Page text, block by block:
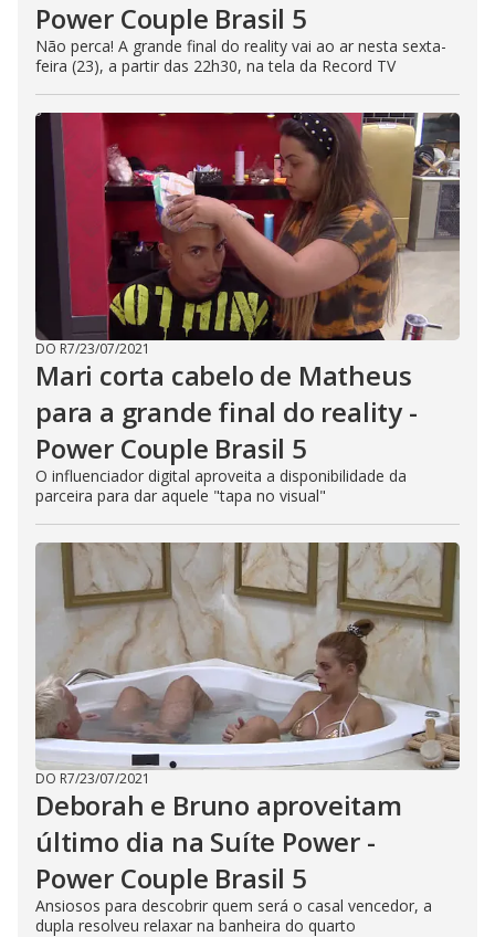
Power Couple Brasil 5
Não perca! A grande final do reality vai ao ar nesta sexta-
feira (23), a partir das 22h30, na tela da Record TV
DO R7/23/07/2021
Mari corta cabelo de Matheus
para a grande final do reality -
Power Couple Brasil 5
O influenciador digital aproveita a disponibilidade da
parceira para dar aquele "tapa no visual"
DO R7/23/07/2021
Deborah e Bruno aproveitam
último dia na Suíte Power -
Power Couple Brasil 5
Ansiosos para descobrir quem será o casal vencedor, a
dupla resolveu relaxar na banheira do quarto